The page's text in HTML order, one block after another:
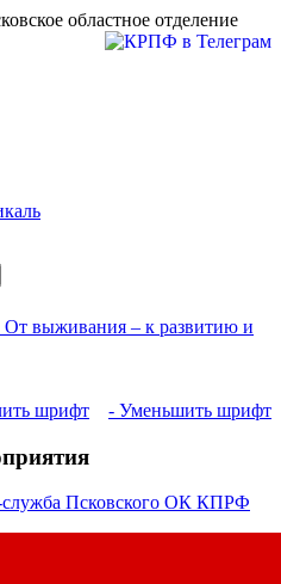
областное отделение
шрифт - Уменьшить шрифт
служба Псковского ОК КПРФ